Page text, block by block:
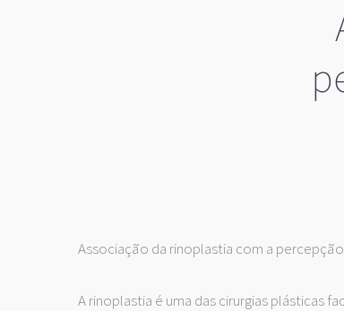
Associação da rinoplastia com a
A rinoplastia é uma das cirurgias plásticas